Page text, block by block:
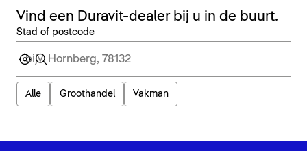
Vind een Duravit-dealer bij u in de buurt.
Stad of postcode
Alle Groothandel Vakman